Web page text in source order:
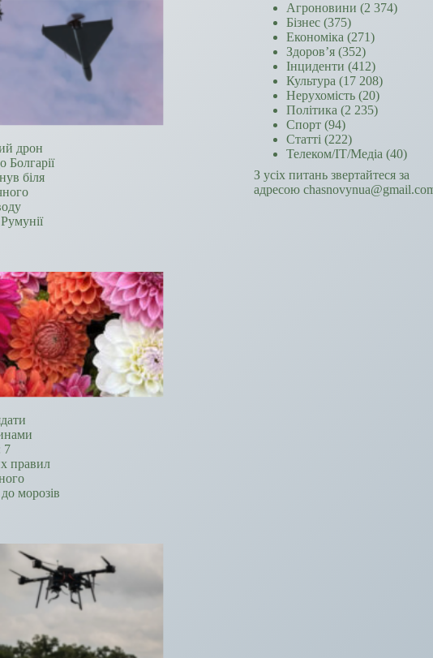
дрон
Болгарії
біля
7
правил
морозів
Агроновини (2 374)
Бізнес (375)
Економіка (271)
Здоров’я (352)
Інциденти (412)
Культура (17 208)
Нерухомість (20)
Політика (2 235)
Спорт (94)
Статті (222)
Телеком/ІТ/Медіа (40)
З усіх питань звертайтеся за
адресою